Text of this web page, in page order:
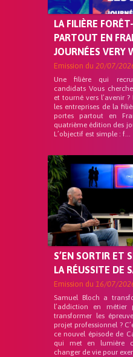
LA FILIÈRE
PARTOUT EN
JOURNÉES VERY
Emission du 20/07/
Une filière qui
candidats Vous
et tourné vers l’avenir
les entreprises de la
portes partout en
quatrième édition des
L’objectif est simple : f...
S’EN SORTIR ET
LA RÉUSSITE DE
Emission du 16/07/
Samuel Bloch a
l’addiction en métier
transformer les
projet professionnel ?
ce nouvel épisode de
qui met en lumière
changer de vie pour